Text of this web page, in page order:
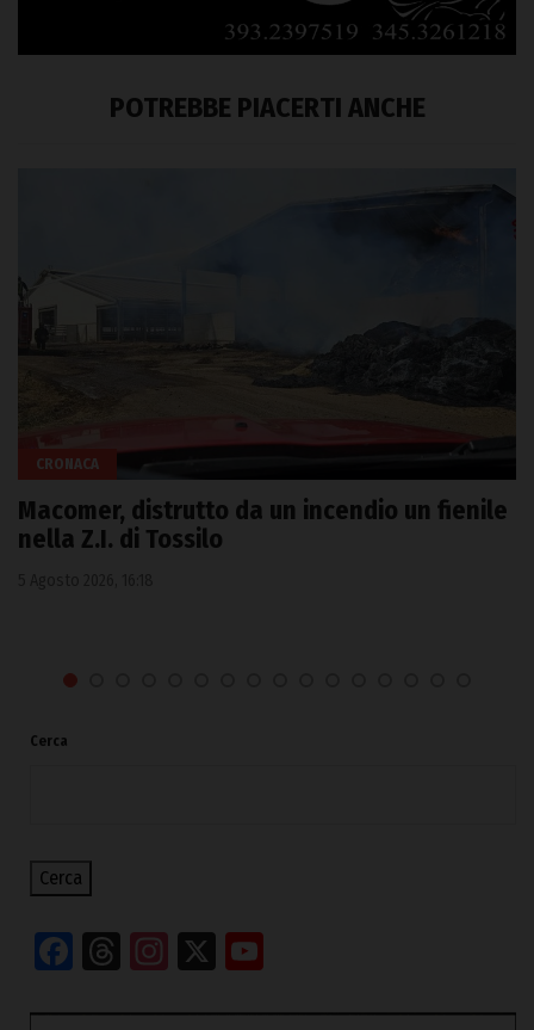
POTREBBE PIACERTI ANCHE
CRONACA
Macomer, distrutto da un incendio un fienile
nella Z.I. di Tossilo
Cerca
Cerca
Facebook
Threads
Instagram
X